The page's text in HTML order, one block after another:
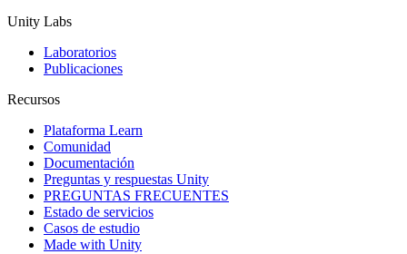
Unity Labs
Laboratorios
Publicaciones
Recursos
Plataforma Learn
Comunidad
Documentación
Preguntas y respuestas Unity
PREGUNTAS FRECUENTES
Estado de servicios
Casos de estudio
Made with Unity